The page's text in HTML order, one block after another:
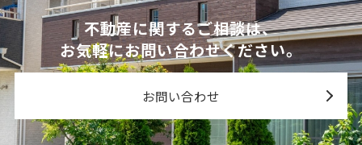
不動産に関するご相談は、
お気軽にお問い合わせください。
お問い合わせ